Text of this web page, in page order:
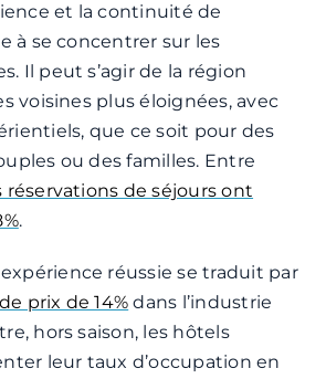
et la continuité de
à se concentrer sur les
Il peut s’agir de la région
voisines plus éloignées, avec
que ce soit pour des
ou des familles. Entre
réservations de séjours ont
.
réussie se traduit par
prix de 14% dans l’industrie
hors saison, les hôtels
leur taux d’occupation en